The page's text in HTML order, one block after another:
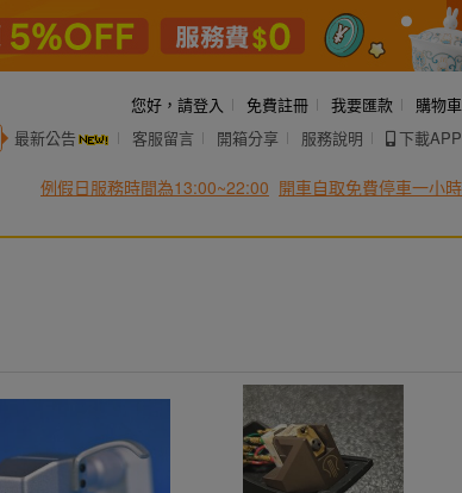
您好， 請登入 免費註冊 我要匯款
購物車
最新公告 客服留言 開箱分享 服務說明 下載APP
例假日服務時間為13:00~22:00 開車自取免費停車一小時